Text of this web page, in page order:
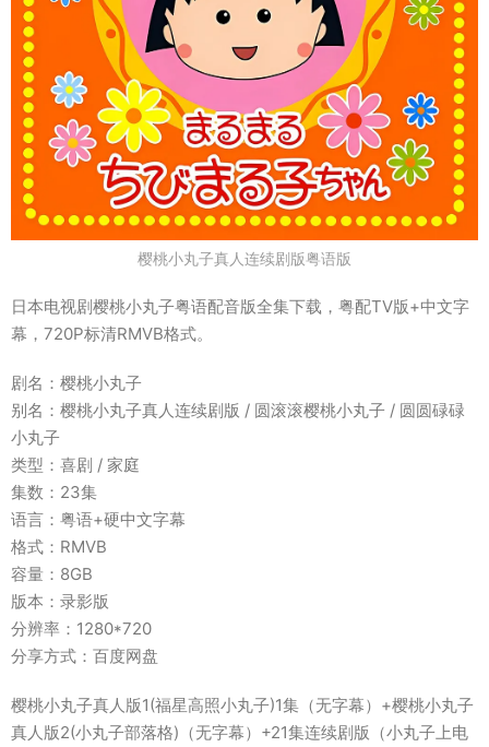
樱桃小丸子真人连续剧版粤语版
日本电视剧樱桃小丸子粤语配音版全集下载，粤配TV版+中文字
幕，720P标清RMVB格式。
剧名：樱桃小丸子
别名：樱桃小丸子真人连续剧版 / 圆滚滚樱桃小丸子 / 圆圆碌碌
小丸子
类型：喜剧 / 家庭
集数：23集
语言：粤语+硬中文字幕
格式：RMVB
容量：8GB
版本：录影版
分辨率：1280*720
分享方式：百度网盘
樱桃小丸子真人版1(福星高照小丸子)1集（无字幕）+樱桃小丸子
真人版2(小丸子部落格)（无字幕）+21集连续剧版（小丸子上电